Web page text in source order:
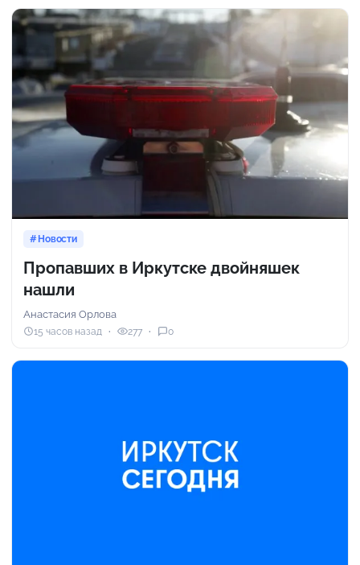
Новости
Пропавших в Иркутске двойняшек
нашли
Анастасия Орлова
15 часов назад 277 0